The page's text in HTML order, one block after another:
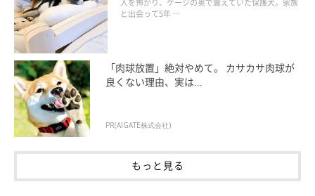
と出会って5年 …
「肉球放置」絶対やめて。 カサカサ肉球が
良くない理由、実は...
PR(AIGATE株式会社)
もっと見る